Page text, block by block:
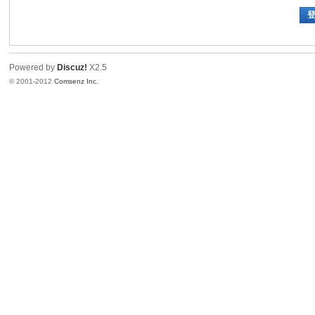
Powered by Discuz! X2.5
© 2001-2012Comsenz Inc.